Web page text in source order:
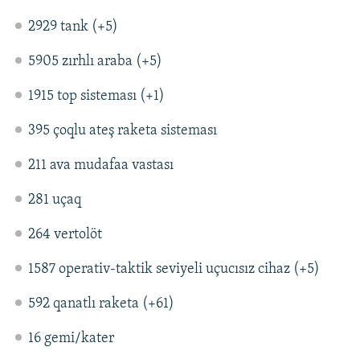
2929 tank (+5)
5905 zırhlı araba (+5)
1915 top sisteması (+1)
395 çoqlu ateş raketa sisteması
211 ava mudafaa vastası
281 uçaq
264 vertolöt
1587 operativ-taktik seviyeli uçucısız cihaz (+5)
592 qanatlı raketa (+61)
16 gemi/kater